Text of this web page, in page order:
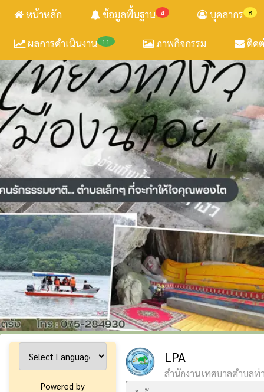
หน้าหลัก 4
ข้อมูลพื้นฐาน 8
บุคลากร
11
ผลการดำเนินงาน ภาพกิจกรรม ติด
Powered by
LPA
สำนักงานเทศบาลตำบลท่